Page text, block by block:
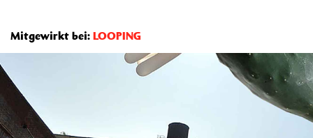
Mitgewirkt bei: LOOPING